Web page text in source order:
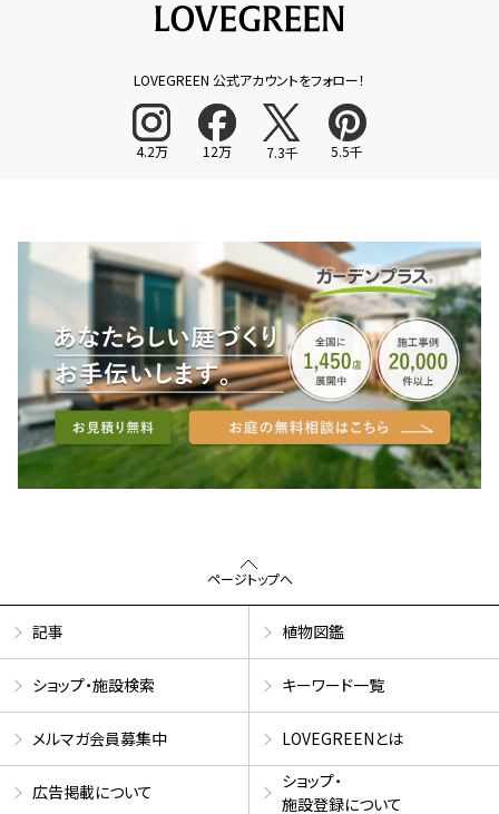
LOVEGREEN 公式アカウントをフォロー！
4.2万 12万 7.3千 5.5千
ページトップへ
記事 植物図鑑
ショップ・施設検索 キーワード一覧
メルマガ会員募集中 LOVEGREENとは
広告掲載について
ショップ・
施設登録について